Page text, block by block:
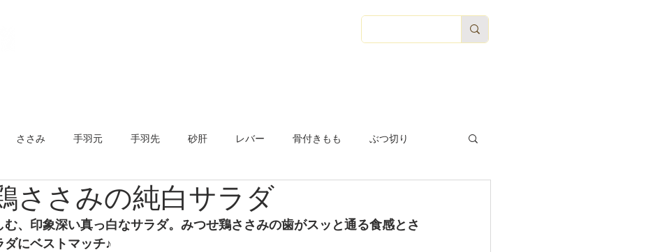
ささみ 手羽元 手羽先 砂肝 レバー 骨付きもも ぶつ切り
ミンチ その他
ささみの純白サラダ
、印象深い真っ白なサラダ。みつせ鶏ささみの歯がスッと通る食感とさ
にベストマッチ♪